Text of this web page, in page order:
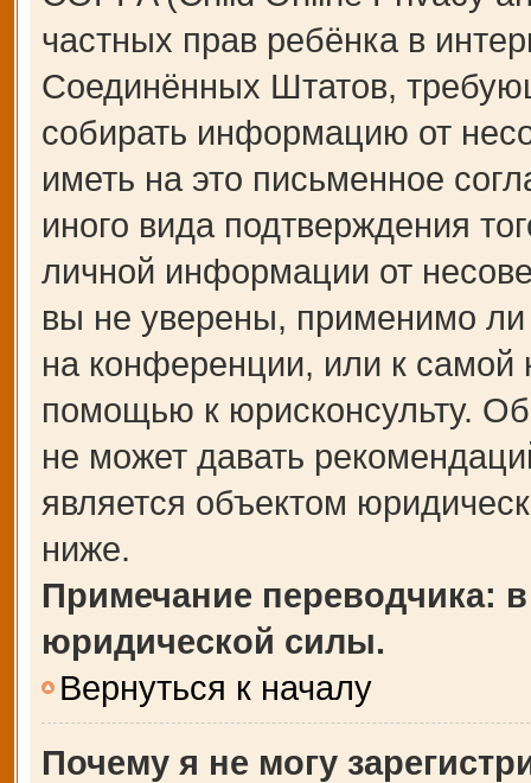
частных прав ребёнка в
Соединённых Штатов,
собирать информацию от
иметь на это письменное
иного вида подтверждения
личной информации от
вы не уверены, применимо ли
на конференции, или к самой
помощью к юрисконсульту.
не может давать
является объектом
ниже.
Примечание переводчика:
юридической силы.
Вернуться к началу
Почему я не могу